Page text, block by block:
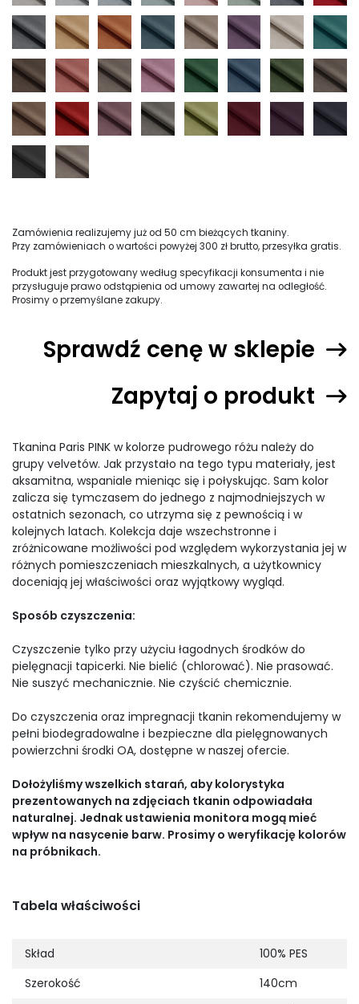
Zamówienia realizujemy już od 50 cm bieżących tkaniny.
Przy zamówieniach o wartości powyżej 300 zł brutto, przesyłka gratis.
Produkt jest przygotowany według specyfikacji konsumenta i nie
przysługuje prawo odstąpienia od umowy zawartej na odległość.
Prosimy o przemyślane zakupy.
Sprawdź cenę w sklepie
Zapytaj o produkt
Tkanina Paris PINK w kolorze pudrowego różu należy do
grupy velvetów. Jak przystało na tego typu materiały, jest
aksamitna, wspaniale mieniąc się i połyskując. Sam kolor
zalicza się tymczasem do jednego z najmodniejszych w
ostatnich sezonach, co utrzyma się z pewnością i w
kolejnych latach. Kolekcja daje wszechstronne i
zróżnicowane możliwości pod względem wykorzystania jej w
różnych pomieszczeniach mieszkalnych, a użytkownicy
doceniają jej właściwości oraz wyjątkowy wygląd.
Sposób czyszczenia:
Czyszczenie tylko przy użyciu łagodnych środków do
pielęgnacji tapicerki. Nie bielić (chlorować). Nie prasować.
Nie suszyć mechanicznie. Nie czyścić chemicznie.
Do czyszczenia oraz impregnacji tkanin rekomendujemy w
pełni biodegradowalne i bezpieczne dla pielęgnowanych
powierzchni środki OA, dostępne w naszej ofercie.
Dołożyliśmy wszelkich starań, aby kolorystyka
prezentowanych na zdjęciach tkanin odpowiadała
naturalnej. Jednak ustawienia monitora mogą mieć
wpływ na nasycenie barw. Prosimy o weryfikację kolorów
na próbnikach.
Tabela właściwości
Skład
100% PES
Szerokość
140cm